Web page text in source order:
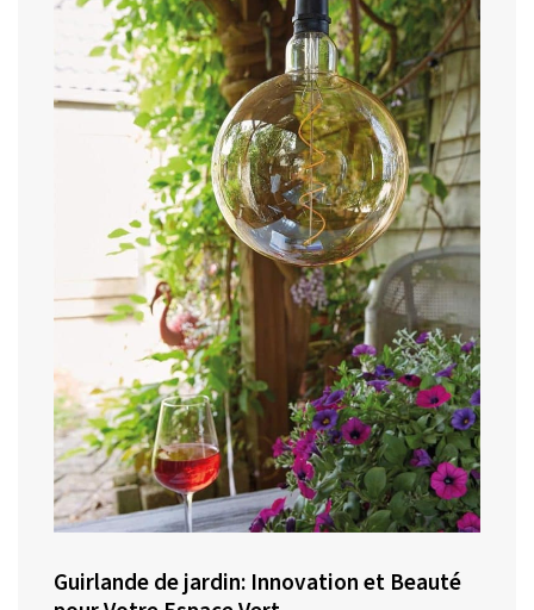
Guirlande de jardin: Innovation et Beauté